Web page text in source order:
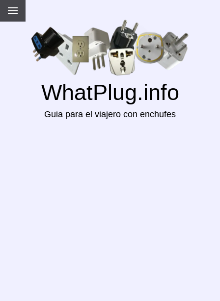
WhatPlug.info
Guia para el viajero con enchufes